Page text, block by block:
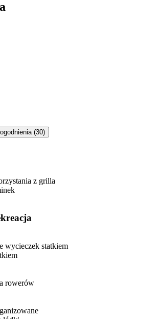
(m.in. wycieczka Szlakiem Papieskim,
Hańczą, Węgierski Park Narodowy,
(30)
z grilla
wycieczek statkiem
rowerów